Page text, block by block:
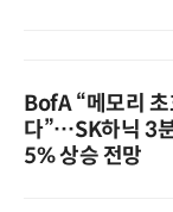
BofA “메모리
다”…SK하닉 3
5% 상승 전망